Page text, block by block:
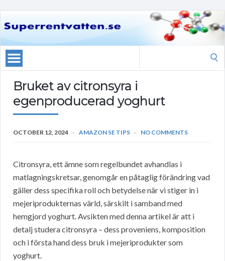
Bruket av citronsyra i
egenproducerad yoghurt
OCTOBER 12, 2024 AMAZON SE TIPS NO COMMENTS
Citronsyra, ett ämne som regelbundet avhandlas i
matlagningskretsar, genomgår en påtaglig förändring vad
gäller dess specifika roll och betydelse när vi stiger in i
mejeriprodukternas värld, särskilt i samband med
hemgjord yoghurt. Avsikten med denna artikel är att i
detalj studera citronsyra – dess proveniens, komposition
och i första hand dess bruk i mejeriprodukter som
yoghurt.